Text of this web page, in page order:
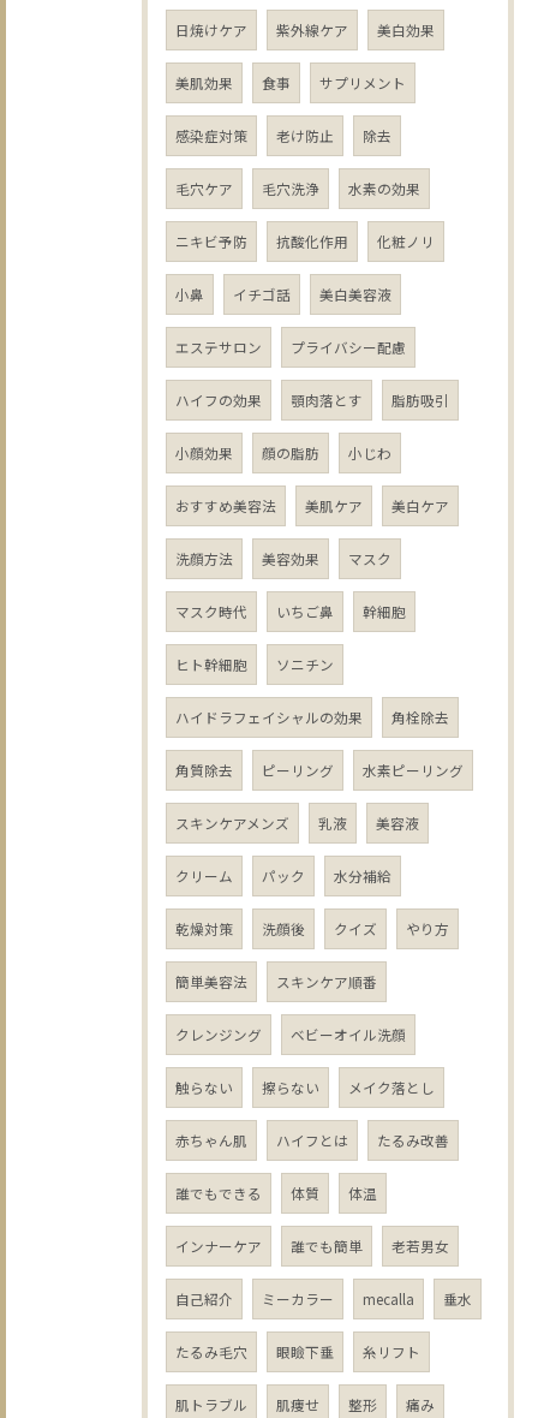
日焼けケア 紫外線ケア 美白効果
美肌効果 食事 サプリメント
感染症対策 老け防止 除去
毛穴ケア 毛穴洗浄 水素の効果
ニキビ予防 抗酸化作用 化粧ノリ
小鼻 イチゴ話 美白美容液
エステサロン プライバシー配慮
ハイフの効果 顎肉落とす 脂肪吸引
小顔効果 顔の脂肪 小じわ
おすすめ美容法 美肌ケア 美白ケア
洗顔方法 美容効果 マスク
マスク時代 いちご鼻 幹細胞
ヒト幹細胞 ソニチン
ハイドラフェイシャルの効果 角栓除去
角質除去 ピーリング 水素ピーリング
スキンケアメンズ 乳液 美容液
クリーム パック 水分補給
乾燥対策 洗顔後 クイズ やり方
簡単美容法 スキンケア順番
クレンジング ベビーオイル洗顔
触らない 擦らない メイク落とし
赤ちゃん肌 ハイフとは たるみ改善
誰でもできる 体質 体温
インナーケア 誰でも簡単 老若男女
自己紹介 ミーカラー mecalla 垂水
たるみ毛穴 眼瞼下垂 糸リフト
肌トラブル 肌痩せ 整形 痛み